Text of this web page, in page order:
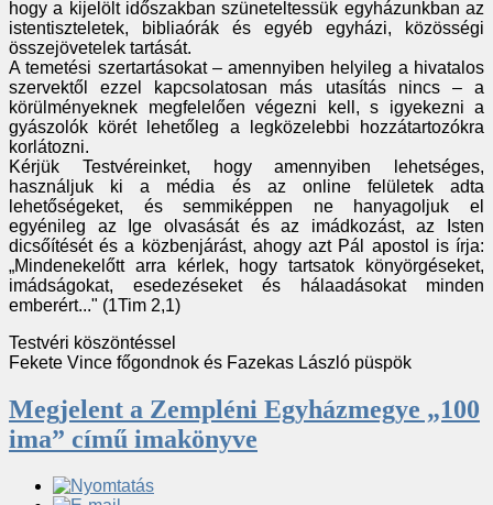
hogy a kijelölt időszakban szüneteltessük egyházunkban az
istentiszteletek, bibliaórák és egyéb egyházi, közösségi
összejövetelek tartását.
A temetési szertartásokat – amennyiben helyileg a hivatalos
szervektől ezzel kapcsolatosan más utasítás nincs – a
körülményeknek megfelelően végezni kell, s igyekezni a
gyászolók körét lehetőleg a legközelebbi hozzátartozókra
korlátozni.
Kérjük Testvéreinket, hogy amennyiben lehetséges,
használjuk ki a média és az online felületek adta
lehetőségeket, és semmiképpen ne hanyagoljuk el
egyénileg az Ige olvasását és az imádkozást, az Isten
dicsőítését és a közbenjárást, ahogy azt Pál apostol is írja:
„Mindenekelőtt arra kérlek, hogy tartsatok könyörgéseket,
imádságokat, esedezéseket és hálaadásokat minden
emberért..." (1Tim 2,1)
Testvéri köszöntéssel
Fekete Vince főgondnok és Fazekas László püspök
Megjelent a Zempléni Egyházmegye „100
ima” című imakönyve